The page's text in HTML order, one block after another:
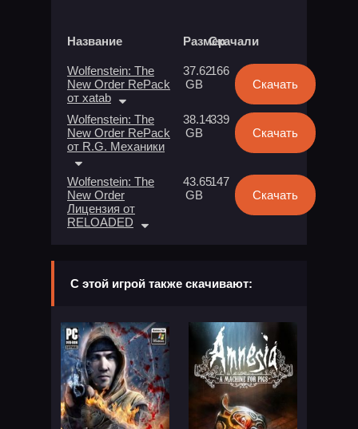
Название РазмерСкачали
Wolfenstein: The
New Order RePack
от xatab
37.62
GB
166
Скачать
Wolfenstein: The
New Order RePack
от R.G. Механики
38.14
GB
339
Скачать
Wolfenstein: The
New Order
Лицензия от
RELOADED
43.65
GB
147
Скачать
С этой игрой также скачивают: